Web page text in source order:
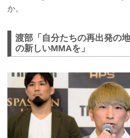
か。
渡部「自分たちの再出発の
の新しいMMAを」